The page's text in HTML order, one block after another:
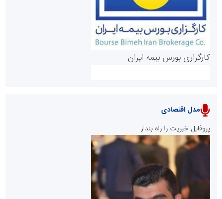
پایگاه خبری نهضت ملی مسکن
کارگزاری بورس بیمه ایران
سازمان بورس و اوراق بهادار
مدل اقتصادی
پروفایل خبریت را راه بنداز